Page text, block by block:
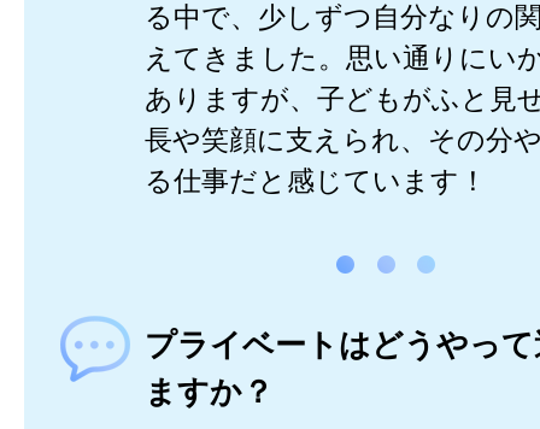
る中で、少しずつ自分なりの
えてきました。思い通りにい
ありますが、子どもがふと見
長や笑顔に支えられ、その分
る仕事だと感じています！
プライベートはどうやっ
ますか？